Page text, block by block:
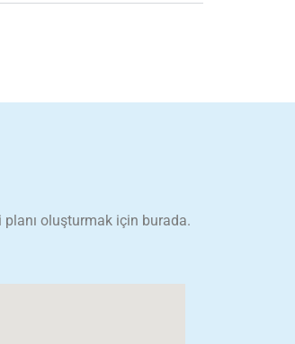
planı oluşturmak için burada.